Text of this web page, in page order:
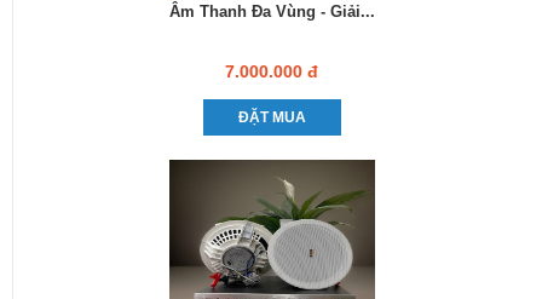
Âm Thanh Đa Vùng - Giải...
7.000.000 đ
ĐẶT MUA